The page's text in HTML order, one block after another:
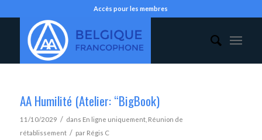
Accès pour les membres
AA Humilité (Atelier: “BigBook)
11/10/2029 / dans En ligne uniquement, Réunion de
rétablissement / par Régis C